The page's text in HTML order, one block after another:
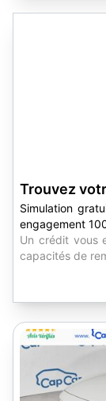
Trouvez
Simulation
engagement
Un crédit vous
capacités de